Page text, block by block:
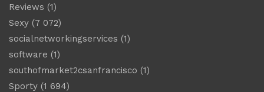
Reviews (1)
Sexy (7 072)
socialnetworkingservices (1)
software (1)
southofmarket2csanfrancisco (1)
Sporty (1 694)